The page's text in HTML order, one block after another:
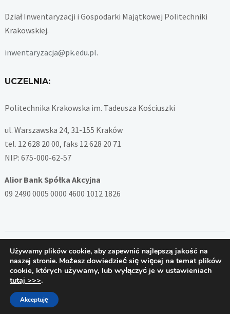
Dział Inwentaryzacji i Gospodarki Majątkowej Politechniki
Krakowskiej.
inwentaryzacja@pk.edu.pl.
UCZELNIA:
Politechnika Krakowska im. Tadeusza Kościuszki
ul. Warszawska 24, 31-155 Kraków
tel. 12 628 20 00, faks 12 628 20 71
NIP: 675-000-62-57
Alior Bank Spółka Akcyjna
09 2490 0005 0000 4600 1012 1826
Copyright © 2026 — System ZSD Politechniki Krakowskiej. All
Rights Reserved
Designed by
Używamy plików cookie, aby zapewnić najlepszą jakość na
naszej stronie. Możesz dowiedzieć się więcej na temat plików
cookie, których używamy, lub wyłączyć je w ustawieniach
tutaj >>>.
Akceptuję